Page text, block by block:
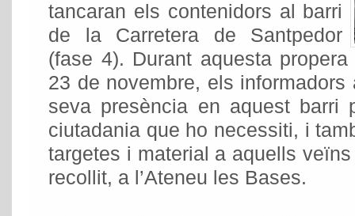
tancaran els contenidors al barri
de la Carretera de Santpedor
(fase 4). Durant aquesta
23 de novembre, els
seva presència en aquest barri
ciutadania que ho necessiti, i
targetes i material a aquells
recollit, a l’Ateneu les Bases.